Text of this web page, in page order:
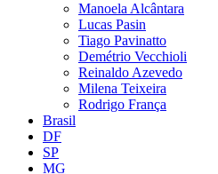
Manoela Alcântara
Lucas Pasin
Tiago Pavinatto
Demétrio Vecchioli
Reinaldo Azevedo
Milena Teixeira
Rodrigo França
Brasil
DF
SP
MG